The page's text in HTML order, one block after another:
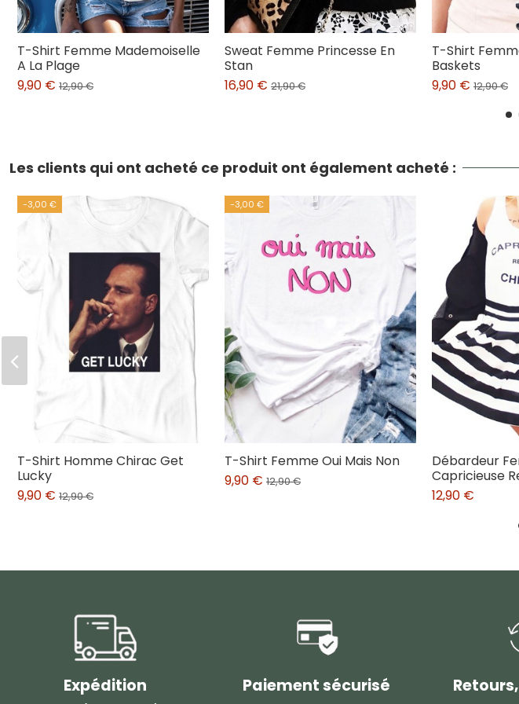
T-Shirt Femme Mademoiselle
A La Plage
9,90 € 12,90 €
Sweat Femme Princesse En
Stan
16,90 € 21,90 €
T-Shirt
Baskets
9,90 € 12,90 €
Les clients qui ont acheté ce produit ont également acheté :
-3,00 €
T-Shirt Homme Chirac Get
Lucky
9,90 € 12,90 €
-3,00 €
T-Shirt Femme Oui Mais Non
9,90 € 12,90 €
Débardeur
Capricieuse
12,90 €
Expédition Paiement sécurisé